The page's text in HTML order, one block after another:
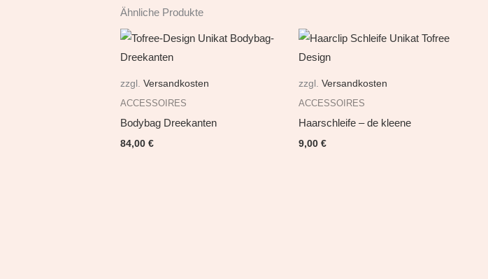
Ähnliche Produkte
zzgl.Versandkosten
ACCESSOIRES
Bodybag Dreekanten
84,00€
zzgl.Versandkosten
ACCESSOIRES
Haarschleife – de kleene
9,00€